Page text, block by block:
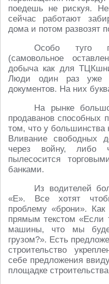
поедешь не рискуя.
сейчас работают
дома и потом развозят
Особо туго
(самовольное
добыча как для
Люди один раз уже
документов. На них
На рынке
продаванов способных
том, что у большинства
Вливание свободных
через войну, либо
пылесосится
банками.
Из водителей
«Е». Все хотят
проблему «брони».
прямым текстом «Если
машины, что мы
грузом?». Есть
строительство
себе предложения
площадке